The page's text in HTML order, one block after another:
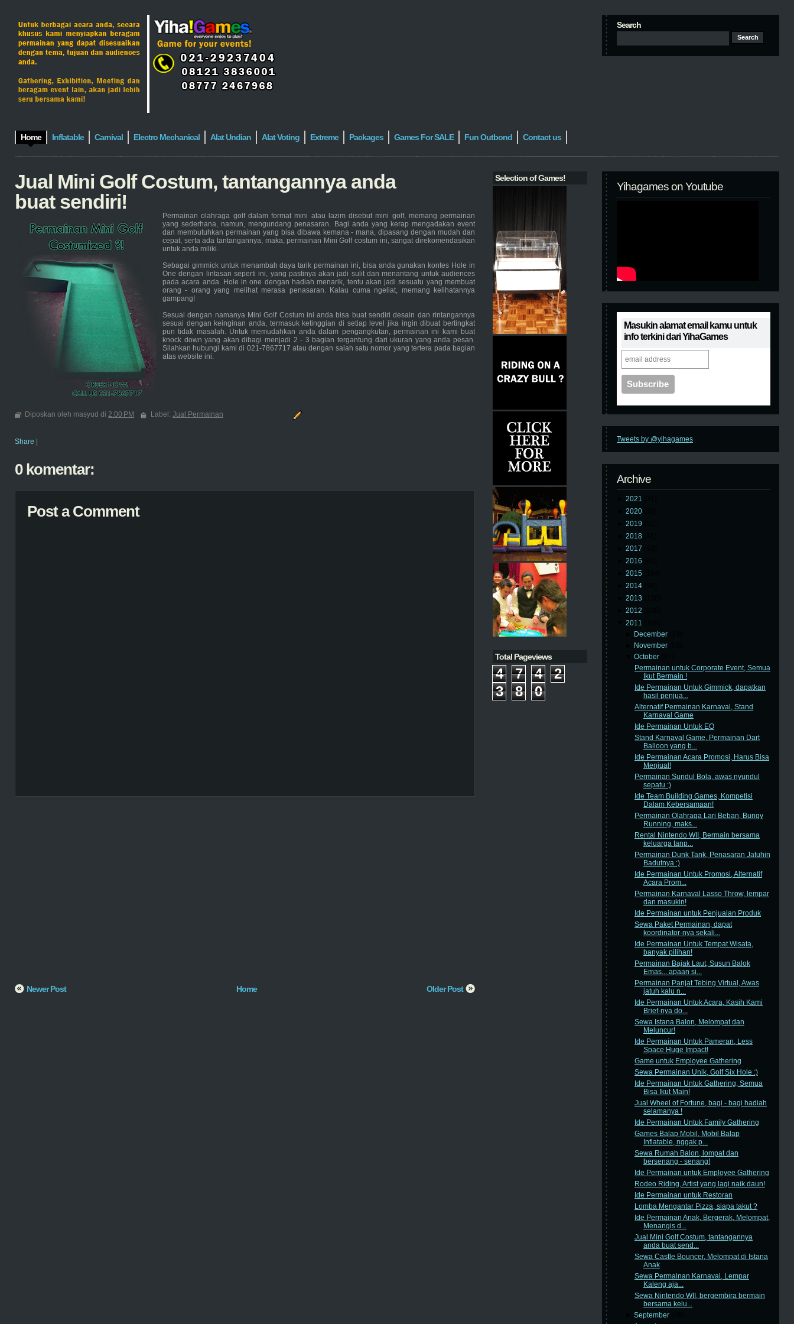
Search
Home Inflatable Carnival Electro Mechanical Alat Undian Alat Voting Extreme Packages Games For SALE Fun Outbond Contact us
Selection of Games!
Total Pageviews
4 7 4
2
3
8 0
Yihagames on Youtube
Masukin alamat email kamu untuk
info terkini dari YihaGames
Tweets by @yihagames
Archive
2021
2020
2019
2018
2017
2016
2015
2014
2013
2012
2011
December
November
▼October
Permainan untuk Corporate Event, Semua
Ikut Bermain !
Ide Permainan Untuk Gimmick, dapatkan
hasil penjua...
Alternatif Permainan Karnaval, Stand
Karnaval Game
Ide Permainan Untuk EO
Stand Karnaval Game, Permainan Dart
Balloon yang b...
Ide Permainan Acara Promosi, Harus Bisa
Menjual!
Permainan Sundul Bola, awas nyundul
sepatu :)
Ide Team Building Games, Kompetisi
Dalam Kebersamaan!
Permainan Olahraga Lari Beban, Bungy
Running, maks...
Rental Nintendo WII, Bermain bersama
keluarga tanp...
Permainan Dunk Tank, Penasaran Jatuhin
Badutnya :)
Ide Permainan Untuk Promosi, Alternatif
Acara Prom...
Permainan Karnaval Lasso Throw, lempar
dan masukin!
Ide Permainan untuk Penjualan Produk
Sewa Paket Permainan, dapat
koordinator-nya sekali...
Ide Permainan Untuk Tempat Wisata,
banyak pilihan!
Permainan Bajak Laut, Susun Balok
Emas... apaan si...
Permainan Panjat Tebing Virtual, Awas
jatuh kalu n...
Ide Permainan Untuk Acara, Kasih Kami
Brief-nya do...
Sewa Istana Balon, Melompat dan
Meluncur!
Ide Permainan Untuk Pameran, Less
Space Huge Impact!
Game untuk Employee Gathering
Sewa Permainan Unik, Golf Six Hole :)
Ide Permainan Untuk Gathering, Semua
Bisa Ikut Main!
Jual Wheel of Fortune, bagi - bagi hadiah
selamanya !
Ide Permainan Untuk Family Gathering
Games Balap Mobil, Mobil Balap
Inflatable, nggak p...
Sewa Rumah Balon, lompat dan
bersenang - senang!
Ide Permainan untuk Employee Gathering
Rodeo Riding, Artist yang lagi naik daun!
Ide Permainan untuk Restoran
Lomba Mengantar Pizza, siapa takut ?
Ide Permainan Anak, Bergerak, Melompat,
Menangis d...
Jual Mini Golf Costum, tantangannya
anda buat send...
Sewa Castle Bouncer, Melompat di Istana
Anak
Sewa Permainan Karnaval, Lempar
Kaleng aja...
Sewa Nintendo WII, bergembira bermain
bersama kelu...
►September
Jual Mini Golf Costum, tantangannya anda
buat sendiri!
Permainan olahraga golf dalam format mini atau lazim disebut mini golf, memang permainan
yang sederhana, namun, mengundang penasaran. Bagi anda yang kerap mengadakan event
dan membutuhkan permainan yang bisa dibawa kemana - mana, dipasang dengan mudah dan
cepat, serta ada tantangannya, maka, permainan Mini Golf costum ini, sangat direkomendasikan
untuk anda miliki.
Sebagai gimmick untuk menambah daya tarik permainan ini, bisa anda gunakan kontes Hole in
One dengan lintasan seperti ini, yang pastinya akan jadi sulit dan menantang untuk audiences
pada acara anda. Hole in one dengan hadiah menarik, tentu akan jadi sesuatu yang membuat
orang - orang yang melihat merasa penasaran. Kalau cuma ngeliat, memang kelihatannya
gampang!
Sesuai dengan namanya Mini Golf Costum ini anda bisa buat sendiri desain dan rintangannya
sesuai dengan keinginan anda, termasuk ketinggian di setiap level jika ingin dibuat bertingkat
pun tidak masalah. Untuk memudahkan anda dalam pengangkutan, permainan ini kami buat
knock down yang akan dibagi menjadi 2 - 3 bagian tergantung dari ukuran yang anda pesan.
Silahkan hubungi kami di 021-7867717 atau dengan salah satu nomor yang tertera pada bagian
atas website ini.
Diposkan oleh masyud di 2:00 PM Label: Jual Permainan
Share
0 komentar:
Post a Comment
Newer Post Older Post
Home